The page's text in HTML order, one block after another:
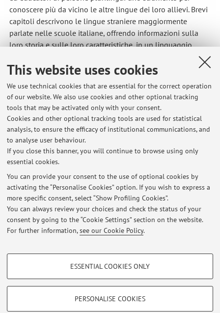
This website uses cookies
We use technical cookies that are essential for the correct operation
of our website. We also use cookies and other optional tracking
tools that may be activated only with your consent.
Cookies and other optional tracking tools are used for statistical
analysis, to ensure the efficacy of institutional communications, and
to analyse user behaviour.
If you close this banner, you will continue to browse using only
essential cookies.
You can provide your consent to the use of optional cookies by
activating the “Personalise Cookies” option. If you wish to express a
more specific consent, select “Show Profiling Cookies”.
You can always review your choices and check the status of your
consent by going to the “Cookie Settings” section on the website.
For further information,see our Cookie Policy.
PROFILING COOKIES - OPTIONAL
Show profiling cookies
ESSENTIAL COOKIES ONLY
PERSONALISE COOKIES
conoscere più da vicino le altre lingue dei loro allievi. Brevi
capitoli descrivono le lingue straniere maggiormente
parlate nelle scuole italiane, offrendo informazioni sulla
loro storia e sulle loro caratteristiche, in un linguaggio
accessibile e con frequenti rimandi contrastivi alla struttura
dell’italiano.
Latest news
Opportunità di tirocinio - Lingue in dialogo
Published on: March 24 2026
Opportunità di tirocinio - PRIN 'Racconta'
Published on: July 01 2024
Opportunità di tirocinio - FICLIT per la scuola - a.a. 2024-2025
Published on: July 01 2024
Restricted area
Loginto manage all website contents.